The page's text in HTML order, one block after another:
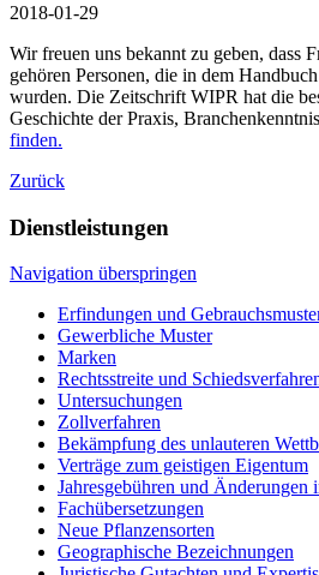
2018-01-29
Wir freuen uns bekannt zu geben, dass
gehören Personen, die in dem
wurden. Die Zeitschrift WIPR hat die
Geschichte der Praxis,
finden.
Zurück
Dienstleistungen
Navigation überspringen
Erfindungen und
Gewerbliche Muster
Marken
Rechtsstreite und
Untersuchungen
Zollverfahren
Bekämpfung des unlauteren
Verträge zum geistigen Eigentum
Jahresgebühren und Änderungen
Fachübersetzungen
Neue Pflanzensorten
Geographische Bezeichnungen